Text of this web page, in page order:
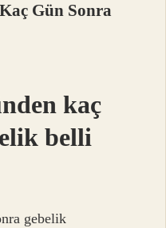
Gün Sonra
kaç
belli
gebelik